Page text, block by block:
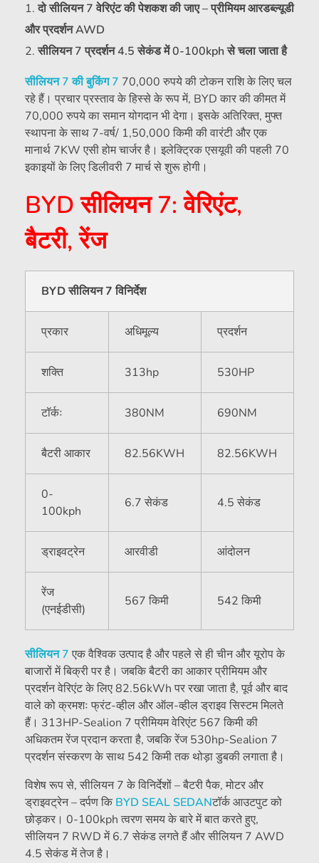
दो सीलियन 7 वेरिएंट की पेशकश की जाए – प्रीमियम आरडब्ल्यूडी
और प्रदर्शन AWD
सीलियन 7 प्रदर्शन 4.5 सेकंड में 0-100kph से चला जाता है
सीलियन 7 की बुकिंग 7 70,000 रुपये की टोकन राशि के लिए चल
रहे हैं। प्रचार प्रस्ताव के हिस्से के रूप में, BYD कार की कीमत में
70,000 रुपये का समान योगदान भी देगा। इसके अतिरिक्त, मुफ्त
स्थापना के साथ 7-वर्ष/ 1,50,000 किमी की वारंटी और एक
मानार्थ 7KW एसी होम चार्जर है। इलेक्ट्रिक एसयूवी की पहली 70
इकाइयों के लिए डिलीवरी 7 मार्च से शुरू होगी।
BYD सीलियन 7: वेरिएंट,
बैटरी, रेंज
BYD सीलियन 7 विनिर्देश
प्रकार अधिमूल्य प्रदर्शन
शक्ति 313hp 530HP
टॉर्कः 380NM 690NM
बैटरी आकार 82.56KWH 82.56KWH
0-
100kph
6.7 सेकंड 4.5 सेकंड
ड्राइवट्रेन आरवीडी आंदोलन
रेंज
(एनईडीसी)
567 किमी 542 किमी
सीलियन 7 एक वैश्विक उत्पाद है और पहले से ही चीन और यूरोप के
बाजारों में बिक्री पर है। जबकि बैटरी का आकार प्रीमियम और
प्रदर्शन वेरिएंट के लिए 82.56kWh पर रखा जाता है, पूर्व और बाद
वाले को क्रमशः फ्रंट-व्हील और ऑल-व्हील ड्राइव सिस्टम मिलते
हैं। 313HP-Sealion 7 प्रीमियम वेरिएंट 567 किमी की
अधिकतम रेंज प्रदान करता है, जबकि रेंज 530hp-Sealion 7
प्रदर्शन संस्करण के साथ 542 किमी तक थोड़ा डुबकी लगाता है।
विशेष रूप से, सीलियन 7 के विनिर्देशों – बैटरी पैक, मोटर और
ड्राइवट्रेन – दर्पण कि BYD SEAL SEDANटॉर्क आउटपुट को
छोड़कर। 0-100kph त्वरण समय के बारे में बात करते हुए,
सीलियन 7 RWD में 6.7 सेकंड लगते हैं और सीलियन 7 AWD
4.5 सेकंड में तेज है।